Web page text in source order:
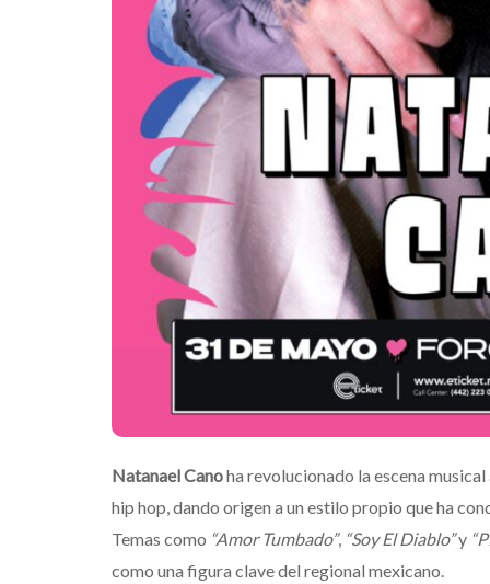
Natanael Canoha revolucionado la escena
hip hop, dando origen a un estilo propio que ha
Temas como “Amor Tumbado”, “Soy El Diablo”y
como una figura clave del regional mexicano.